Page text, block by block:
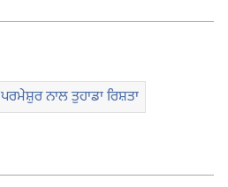
ਡਾਊਨਲੋਡ
ਪਰਮੇਸ਼ੁਰ ਨਾਲ ਤੁਹਾਡਾ ਰਿਸ਼ਤਾ